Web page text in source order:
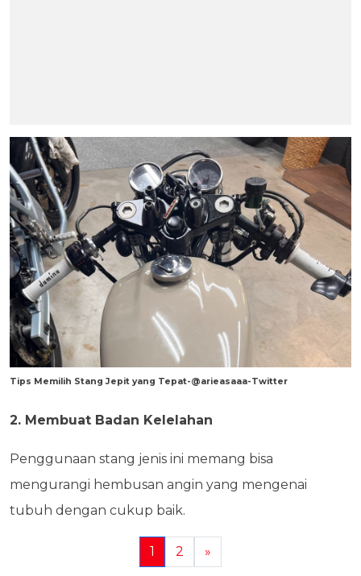
Tips Memilih Stang Jepit yang Tepat-@arieasaaa-Twitter
2. Membuat Badan Kelelahan
Penggunaan stang jenis ini memang bisa
mengurangi hembusan angin yang mengenai
tubuh dengan cukup baik.
1 2 »